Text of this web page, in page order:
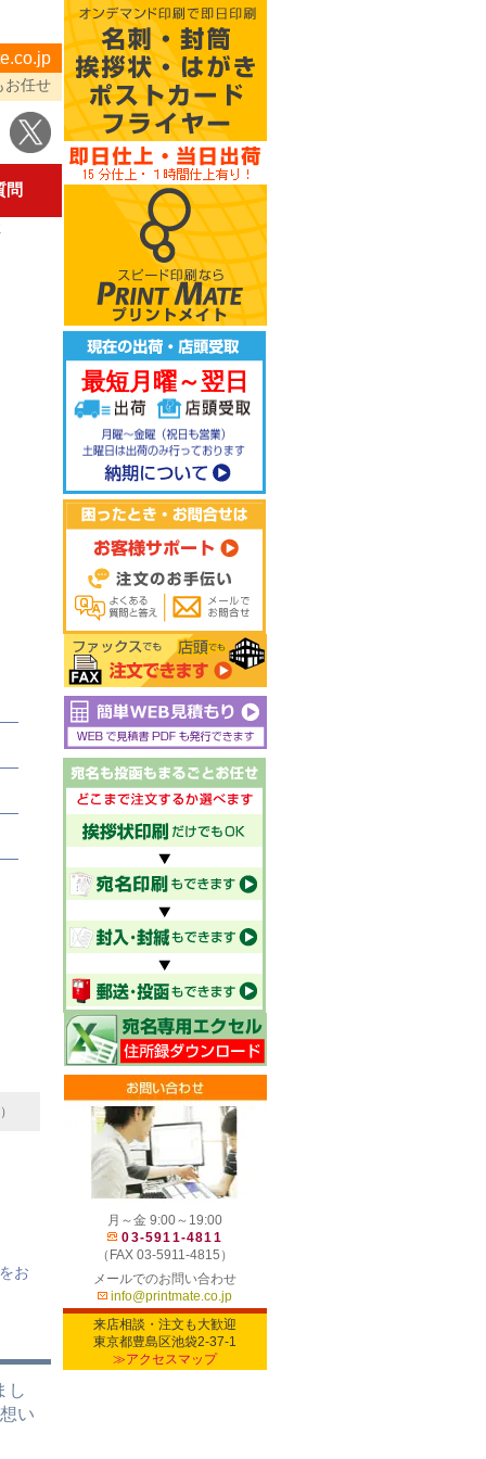
任せ
問
お
し
い
最短月曜～翌日
月～金 9:00～19:00
03-5911-4811
（FAX 03-5911-4815）
メールでのお問い合わせ
info@printmate.co.jp
来店相談・注文も大歓迎
東京都豊島区池袋2-37-1
≫アクセスマップ